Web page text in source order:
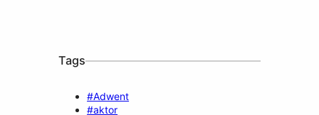
Tags
#Adwent
#aktor